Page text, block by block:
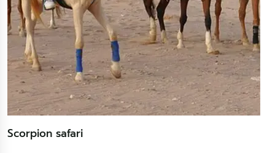
Scorpion safari